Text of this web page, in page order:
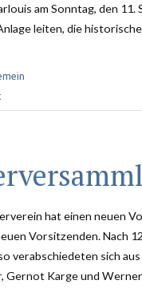
am Sonntag, den
leiten, die
hat einen neuen
Vorsitzenden. Nach
verabschiedeten sich
Gernot Karge und